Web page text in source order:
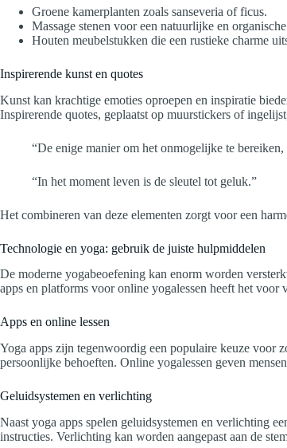
Groene kamerplanten zoals sanseveria of ficus.
Massage stenen voor een natuurlijke en
Houten meubelstukken die een rustieke charme
Inspirerende kunst en quotes
Kunst kan krachtige emoties oproepen en inspiratie
Inspirerende quotes, geplaatst op muurstickers of
“De enige manier om het onmogelijke te
“In het moment leven is de sleutel tot geluk.”
Het combineren van deze elementen zorgt voor een
Technologie en yoga: gebruik de juiste hulpmiddelen
De moderne yogabeoefening kan enorm worden
apps en platforms voor online yogalessen heeft het
Apps en online lessen
Yoga apps zijn tegenwoordig een populaire keuze voor
persoonlijke behoeften. Online yogalessen geven
Geluidsystemen en verlichting
Naast yoga apps spelen geluidsystemen en verlichting
instructies. Verlichting kan worden aangepast aan de